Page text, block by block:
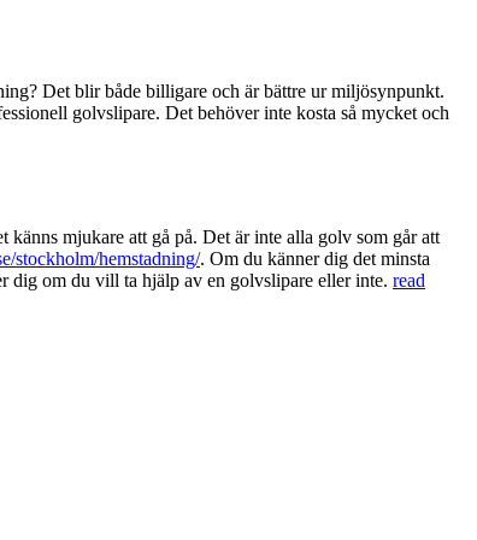
Det blir både billigare och är bättre ur miljösynpunkt.
golvslipare. Det behöver inte kosta så mycket och
mjukare att gå på. Det är inte alla golv som går att
stockholm/hemstadning/. Om du känner dig det minsta
dig om du vill ta hjälp av en golvslipare eller inte. read